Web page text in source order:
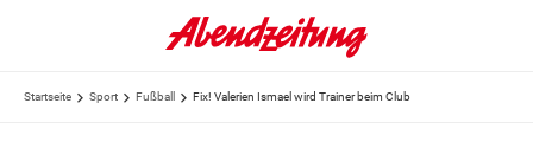
Startseite Sport Fußball Fix! Valerien Ismael wird Trainer beim Club